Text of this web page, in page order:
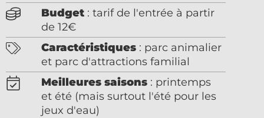
Budget : tarif de l'entrée à partir
de 12€
Caractéristiques : parc animalier
et parc d'attractions familial
Meilleures saisons : printemps
et été (mais surtout l'été pour les
jeux d'eau)